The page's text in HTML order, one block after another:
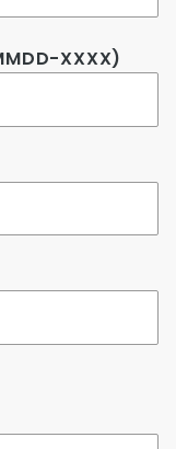
XXXX)